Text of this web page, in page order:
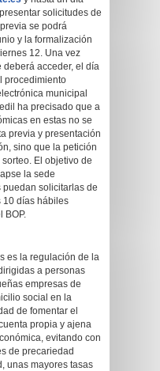
solicitudes de
se podrá
y la formalización
12. Una vez
acceder, el día
procedimiento
municipal
ha precisado que a
en estas no se
previa y presentación
sino que la petición
El objetivo de
la sede
solicitarlas de
10 días hábiles
BOP.
es la regulación de la
a personas
empresas de
social en la
de fomentar el
propia y ajena
evitando con
de precariedad
unas mayores tasas